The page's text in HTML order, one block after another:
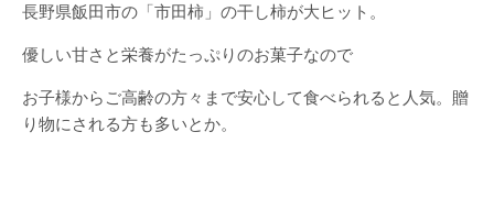
長野県飯田市の「市田柿」の干し柿が大ヒット。
優しい甘さと栄養がたっぷりのお菓子なので
お子様からご高齢の方々まで安心して食べられると人気。贈
り物にされる方も多いとか。